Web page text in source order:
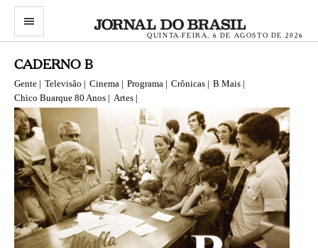
menu
QUINTA-FEIRA, 6 DE AGOSTO DE 2026
CADERNO B
Gente | Televisão | Cinema | Programa | Crônicas |
B Mais |
Chico Buarque 80 Anos |
Artes |